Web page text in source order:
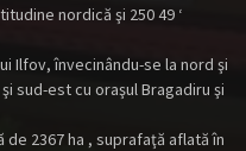
nordică şi 250 49 ‘
Ilfov, învecinându-se la nord şi
sud-est cu oraşul Bragadiru şi
2367 ha , suprafaţă aflată în